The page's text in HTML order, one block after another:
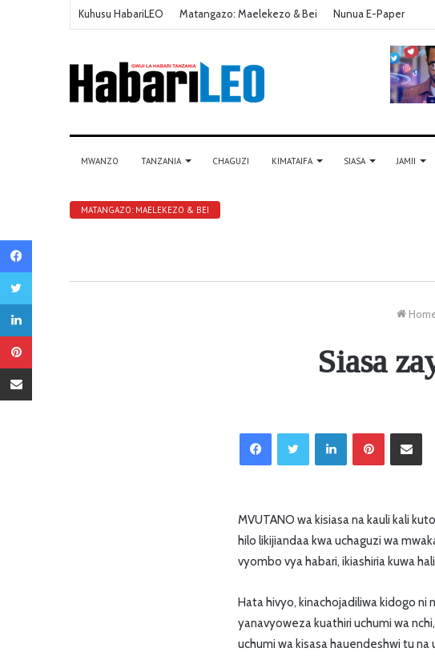
Kuhusu HabariLEO Matangazo: Maelekezo & Bei Nunua E-Paper
MWANZO TANZANIA CHAGUZI KIMATAIFA SIASA JAMII
MATANGAZO: MAELEKEZO & BEI
Siasa
LinkedIn
MVUTANO wa kisiasa na kauli kali
hilo likijiandaa kwa uchaguzi wa
vyombo vya habari, ikiashiria kuwa
Hata hivyo, kinachojadiliwa kidogo ni
yanavyoweza kuathiri uchumi wa
uchumi wa kisasa hauendeshwi tu